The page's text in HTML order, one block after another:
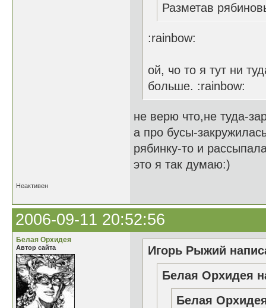
Разметав
:rainbow:
ой, чо то я тут ни
больше. :rainbow:
не верю что,не туда-
а про бусы-
рябинку-то и
это я так думаю:)
Неактивен
2006-09-11 20:52:56
Белая Орхидея
Автор сайта
Игорь Рыжий
Белая Орхидея
Белая